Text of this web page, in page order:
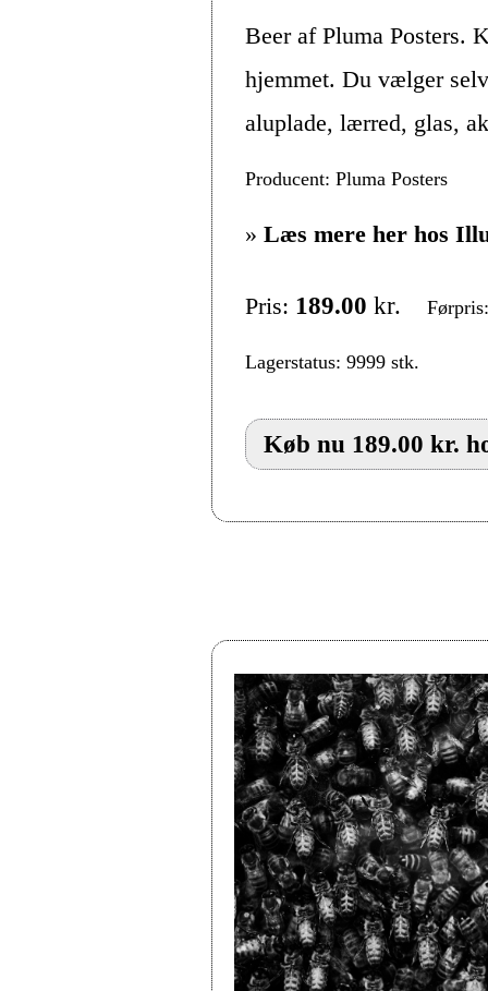
Beer af Pluma Posters.
hjemmet. Du vælger
aluplade, lærred, glas,
Producent: Pluma Posters
» Læs mere her hos
Pris: 189.00 kr.
Lagerstatus: 9999 stk.
Køb nu 189.00 kr.